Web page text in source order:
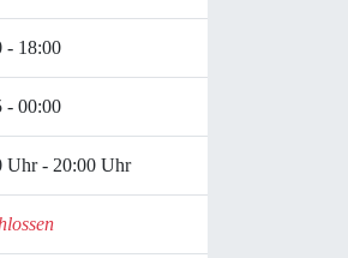
- 18:00
- 00:00
Uhr - 20:00 Uhr